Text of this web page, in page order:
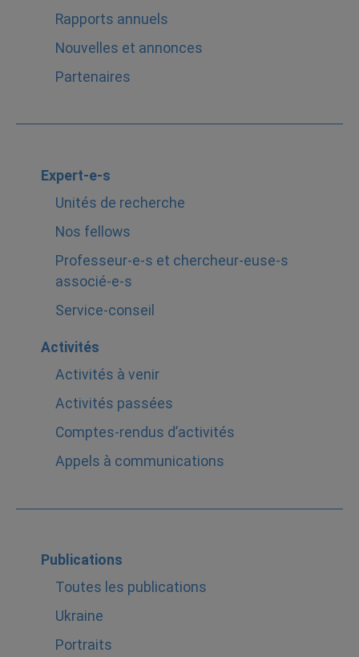
Rapports annuels
Nouvelles et annonces
Partenaires
Expert-e-s
Unités de recherche
Nos fellows
Professeur-e-s et chercheur-euse-s
associé-e-s
Service-conseil
Activités
Activités à venir
Activités passées
Comptes-rendus d’activités
Appels à communications
Publications
Toutes les publications
Ukraine
Portraits